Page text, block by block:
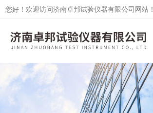
您好！欢迎访问济南卓邦试验仪器有限公司网站！